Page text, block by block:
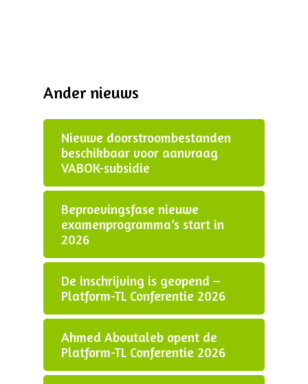
Ander nieuws
Nieuwe doorstroombestanden
beschikbaar voor aanvraag
VABOK-subsidie
Beproevingsfase nieuwe
examenprogramma’s start in
2026
De inschrijving is geopend –
Platform-TL Conferentie 2026
Ahmed Aboutaleb opent de
Platform-TL Conferentie 2026